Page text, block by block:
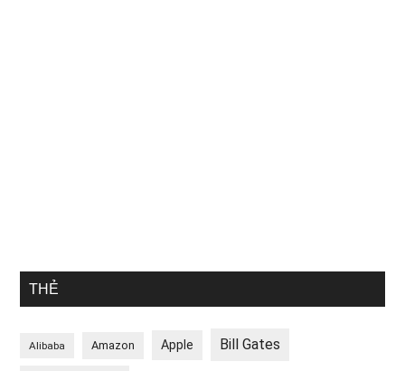
THẺ
Alibaba Amazon Apple Bill Gates